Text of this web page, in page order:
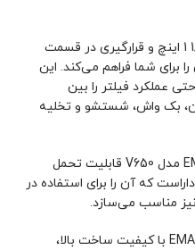
شیر چند راهه این فیلتر با سایز 1/2 1 اینچ و قرارگیری در قسمت
برای شما فراهم می‌کند. این
عملکرد فیلتر را بین
بک واش، شستشو و تخلیه
همچنین، فیلتر شنی استخر EMAUX مدل V650 قابلیت تحمل
را داراست که آن را برای استفاده در
مناسب می‌سازد.
به طور کلی، فیلتر شنی استخر EMAUX با کیفیت ساخت بالا،